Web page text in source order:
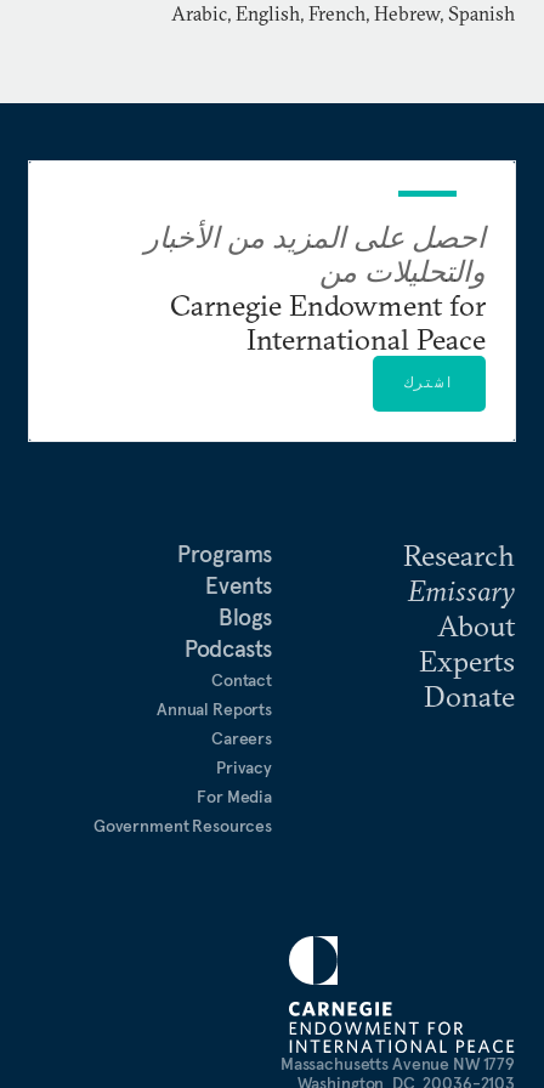
Arabic, English, French, Hebrew, Spanish
1779 Massachusetts Avenue NW
Washington, DC, 20036-2103
Research
Emissary
About
Experts
Donate
Programs
Events
Blogs
Podcasts
Contact
Annual Reports
Careers
Privacy
For Media
Government Resources
احصل على المزيد من الأخبار
والتحليلات من
Carnegie Endowment for
International Peace
اشترك